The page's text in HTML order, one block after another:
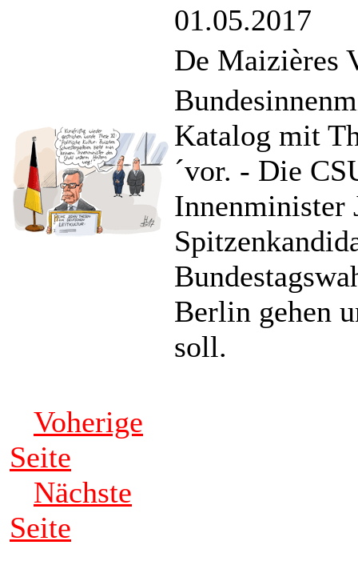
01.05.2017
De Maizières
Katalog mit
´vor. - Die
Innenminister
Berlin gehen
soll.
Voherige
Seite
Nächste
Seite